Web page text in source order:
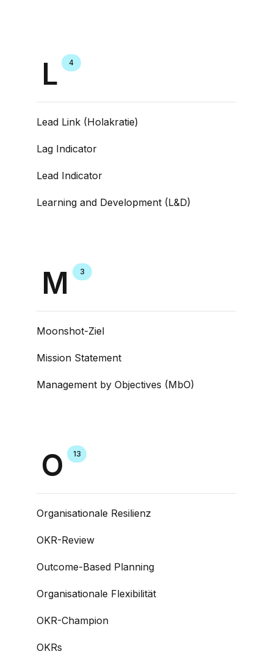
L 4
Lead Link (Holakratie)
Lag Indicator
Lead Indicator
Learning and Development (L&D)
M 3
Moonshot-Ziel
Mission Statement
Management by Objectives (MbO)
O 13
Organisationale Resilienz
OKR-Review
Outcome-Based Planning
Organisationale Flexibilität
OKR-Champion
OKRs